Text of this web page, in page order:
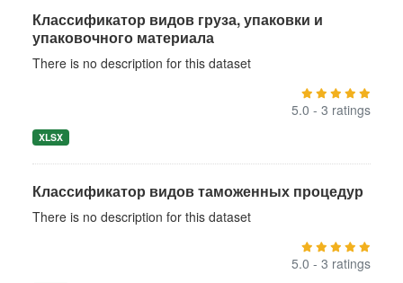
Классификатор видов груза, упаковки и
упаковочного материала
There is no description for this dataset
5.0 - 3 ratings
XLSX
Классификатор видов таможенных процедур
There is no description for this dataset
5.0 - 3 ratings